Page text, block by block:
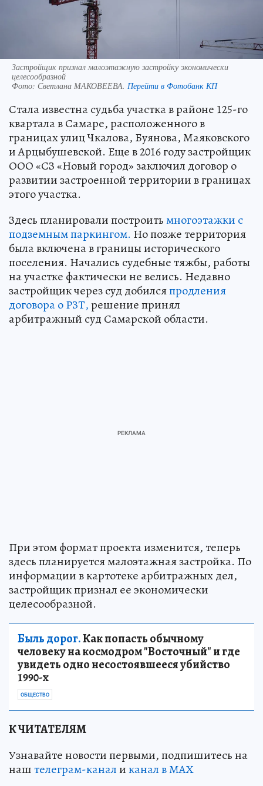
Застройщик признал малоэтажную застройку экономически
целесообразной
Фото: Светлана МАКОВЕЕВА. Перейти в Фотобанк КП
Стала известна судьба участка в районе 125-го
квартала в Самаре, расположенного в
границах улиц Чкалова, Буянова, Маяковского
и Арцыбушевской. Еще в 2016 году застройщик
ООО «СЗ «Новый город» заключил договор о
развитии застроенной территории в границах
этого участка.
Здесь планировали построитьмногоэтажки с
подземным паркингом. Но позже территория
была включена в границы исторического
поселения. Начались судебные тяжбы, работы
на участке фактически не велись. Недавно
застройщик через суд добилсяпродления
договора о РЗТ,решение принял
арбитражный суд Самарской области.
При этом формат проекта изменится, теперь
здесь планируется малоэтажная застройка. По
информации в картотеке арбитражных дел,
застройщик признал ее экономически
целесообразной.
Быль дорог.Как попасть обычному
человеку на космодром "Восточный" и где
увидеть одно несостоявшееся убийство
1990-х
ОБЩЕСТВО
К ЧИТАТЕЛЯМ
Узнавайте новости первыми, подпишитесь на
наштелеграм-каналиканал в МАХ